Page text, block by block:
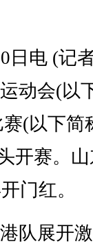
电 (记
动会(以
(以下简
开赛。
门红。
队展开